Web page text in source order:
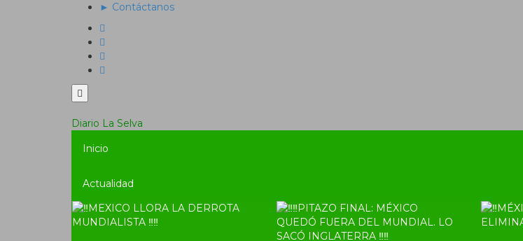
► Contáctanos
Diario La Selva
Inicio
Actualidad